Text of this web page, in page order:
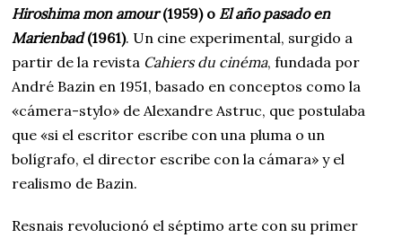
Hiroshima mon amour(1959) o El año pasado en
Marienbad(1961). Un cine experimental, surgido a
partir de la revista Cahiers du cinéma, fundada por
André Bazin en 1951, basado en conceptos como la
«cámera-stylo» de Alexandre Astruc, que postulaba
que «si el escritor escribe con una pluma o un
bolígrafo, el director escribe con la cámara» y el
realismo de Bazin.
Resnais revolucionó el séptimo arte con su primer